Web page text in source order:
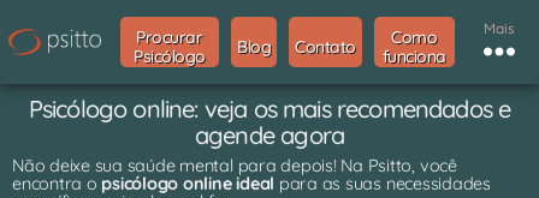
Procurar
Psicólogo
Blog Contato
Como
funciona
Mais
Psicólogo online: veja os mais recomendados e
agende agora
Não deixe sua saúde mental para depois! Na Psitto, você
encontra o psicólogo online ideal para as suas necessidades